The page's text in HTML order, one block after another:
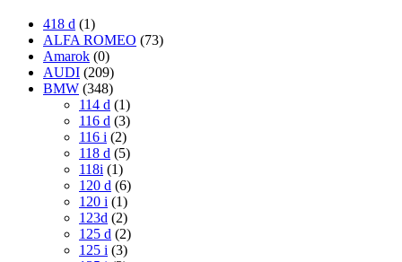
418 d (1)
ALFA ROMEO (73)
Amarok (0)
AUDI (209)
BMW (348)
114 d (1)
116 d (3)
116 i (2)
118 d (5)
118i (1)
120 d (6)
120 i (1)
123d (2)
125 d (2)
125 i (3)